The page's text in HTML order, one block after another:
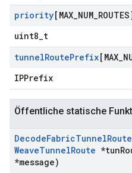
priority[MAX NUM
uint8_t
tunnelRoutePrefix[MAX
IPPrefix
Öffentliche statische
DecodeFabricTunnel
WeaveTunnelRoute *tun
*message)